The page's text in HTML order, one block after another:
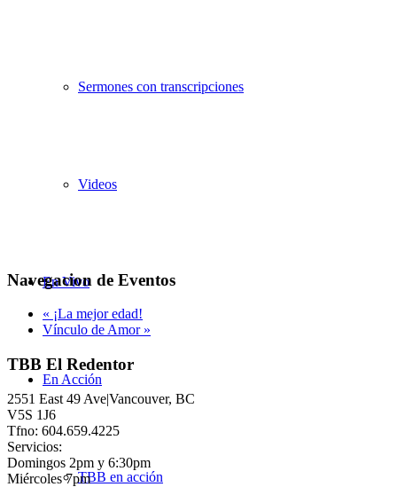
Sermones con transcripciones
Videos
En Vivo
En Acción
TBB en acción
Navegacion de Eventos
« ¡La mejor edad!
Vínculo de Amor »
TBB El Redentor
2551 East 49 Ave|Vancouver, BC
V5S 1J6
Tfno: 604.659.4225
Servicios:
Domingos 2pm y 6:30pm
Miércoles 7pm